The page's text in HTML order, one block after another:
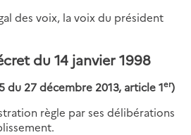
des voix, la voix du président
du 14 janvier 1998
du 27 décembre 2013, article 1er)
règle par ses délibérations